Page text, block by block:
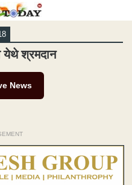
येथे श्रमदान
News